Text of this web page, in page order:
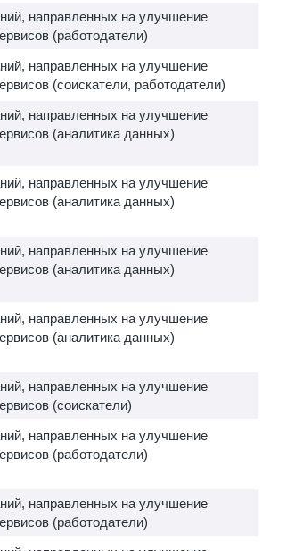
направленных на улучшение
(работодатели)
направленных на улучшение
(соискатели, работодатели)
направленных на улучшение
(аналитика данных)
направленных на улучшение
(аналитика данных)
направленных на улучшение
(аналитика данных)
направленных на улучшение
(аналитика данных)
направленных на улучшение
(соискатели)
направленных на улучшение
(работодатели)
направленных на улучшение
(работодатели)